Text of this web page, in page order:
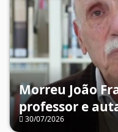
Morreu João
professor e
30/07/2026
Governo cria
renegociar